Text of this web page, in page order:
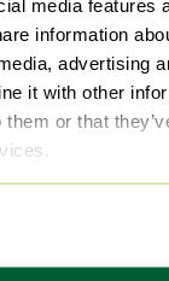
media features
information
advertising
it with other
them or that